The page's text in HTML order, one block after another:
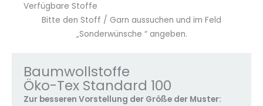
Verfügbare Stoffe
Bitte den Stoff / Garn aussuchen und im Feld
„Sonderwünsche “ angeben.
Baumwollstoffe
Öko-Tex Standard 100
Zur besseren Vorstellung der Größe der Muster: